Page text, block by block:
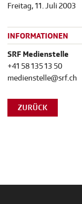
Freitag, 11. Juli 2003
INFORMATIONEN
SRF Medienstelle
+41 58 135 13 50
medienstelle@srf.ch
ZURÜCK